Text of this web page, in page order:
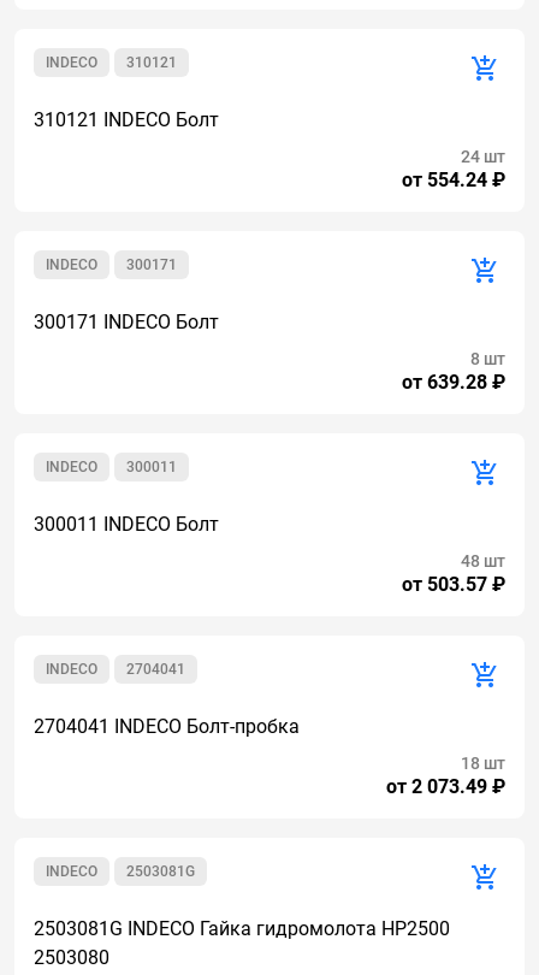
310121
INDECO
310121 INDECO Болт
от 554.24 ₽
24 шт
300171
INDECO
300171 INDECO Болт
от 639.28 ₽
8 шт
300011
INDECO
300011 INDECO Болт
от 503.57 ₽
48 шт
2704041
INDECO
2704041 INDECO Болт-пробка
от 2 073.49 ₽
18 шт
2503081G
INDECO
2503081G INDECO Гайка гидромолота HP2500
2503080